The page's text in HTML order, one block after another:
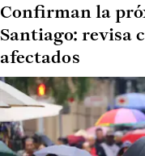
Confirman la
Santiago: revisa
afectados